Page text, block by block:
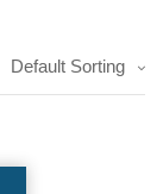
Default Sorting